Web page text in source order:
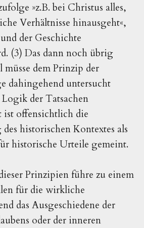
»z.B. bei Christus alles,
Verhältnisse hinausgeht«,
der Geschichte
(3) Das dann noch übrig
müsse dem Prinzip der
dahingehend untersucht
der Tatsachen
ist offensichtlich die
historischen Kontextes als
historische Urteile gemeint.
Prinzipien führe zu einem
für die wirkliche
das Ausgeschiedene der
oder der inneren